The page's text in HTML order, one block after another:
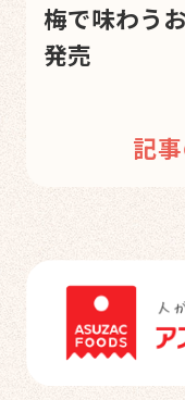
梅で味わう
発売
記